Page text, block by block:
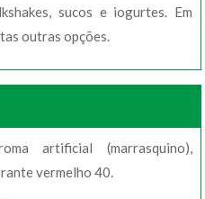
sucos e iogurtes. Em
outras opções.
artificial (marrasquino),
vermelho 40.